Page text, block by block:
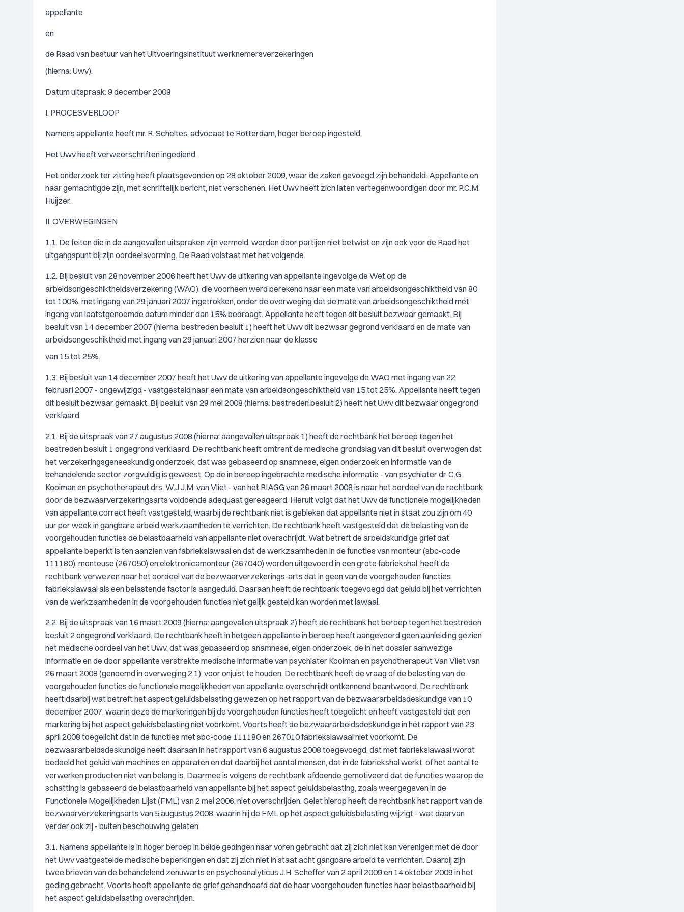
appellante
en
de Raad van bestuur van het Uitvoeringsinstituut werknemersverzekeringen
(hierna: Uwv).
Datum uitspraak: 9 december 2009
I. PROCESVERLOOP
Namens appellante heeft mr. R. Scheltes, advocaat te Rotterdam, hoger beroep ingesteld.
Het Uwv heeft verweerschriften ingediend.
Het onderzoek ter zitting heeft plaatsgevonden op 28 oktober 2009, waar de zaken gevoegd zijn behandeld. Appellante en
haar gemachtigde zijn, met schriftelijk bericht, niet verschenen. Het Uwv heeft zich laten vertegenwoordigen door mr. P.C.M.
Huijzer.
II. OVERWEGINGEN
1.1. De feiten die in de aangevallen uitspraken zijn vermeld, worden door partijen niet betwist en zijn ook voor de Raad het
uitgangspunt bij zijn oordeelsvorming. De Raad volstaat met het volgende.
1.2. Bij besluit van 28 november 2006 heeft het Uwv de uitkering van appellante ingevolge de Wet op de
arbeidsongeschiktheidsverzekering (WAO), die voorheen werd berekend naar een mate van arbeidsongeschiktheid van 80
tot 100%, met ingang van 29 januari 2007 ingetrokken, onder de overweging dat de mate van arbeidsongeschiktheid met
ingang van laatstgenoemde datum minder dan 15% bedraagt. Appellante heeft tegen dit besluit bezwaar gemaakt. Bij
besluit van 14 december 2007 (hierna: bestreden besluit 1) heeft het Uwv dit bezwaar gegrond verklaard en de mate van
arbeidsongeschiktheid met ingang van 29 januari 2007 herzien naar de klasse
van 15 tot 25%.
1.3. Bij besluit van 14 december 2007 heeft het Uwv de uitkering van appellante ingevolge de WAO met ingang van 22
februari 2007 - ongewijzigd - vastgesteld naar een mate van arbeidsongeschiktheid van 15 tot 25%. Appellante heeft tegen
dit besluit bezwaar gemaakt. Bij besluit van 29 mei 2008 (hierna: bestreden besluit 2) heeft het Uwv dit bezwaar ongegrond
verklaard.
2.1. Bij de uitspraak van 27 augustus 2008 (hierna: aangevallen uitspraak 1) heeft de rechtbank het beroep tegen het
bestreden besluit 1 ongegrond verklaard. De rechtbank heeft omtrent de medische grondslag van dit besluit overwogen dat
het verzekeringsgeneeskundig onderzoek, dat was gebaseerd op anamnese, eigen onderzoek en informatie van de
behandelende sector, zorgvuldig is geweest. Op de in beroep ingebrachte medische informatie - van psychiater dr. C.G.
Kooiman en psychotherapeut drs. W.J.J.M. van Vliet - van het RIAGG van 26 maart 2008 is naar het oordeel van de rechtbank
door de bezwaarverzekeringsarts voldoende adequaat gereageerd. Hieruit volgt dat het Uwv de functionele mogelijkheden
van appellante correct heeft vastgesteld, waarbij de rechtbank niet is gebleken dat appellante niet in staat zou zijn om 40
uur per week in gangbare arbeid werkzaamheden te verrichten. De rechtbank heeft vastgesteld dat de belasting van de
voorgehouden functies de belastbaarheid van appellante niet overschrijdt. Wat betreft de arbeidskundige grief dat
appellante beperkt is ten aanzien van fabriekslawaai en dat de werkzaamheden in de functies van monteur (sbc-code
111180), monteuse (267050) en elektronicamonteur (267040) worden uitgevoerd in een grote fabriekshal, heeft de
rechtbank verwezen naar het oordeel van de bezwaarverzekerings-arts dat in geen van de voorgehouden functies
fabriekslawaai als een belastende factor is aangeduid. Daaraan heeft de rechtbank toegevoegd dat geluid bij het verrichten
van de werkzaamheden in de voorgehouden functies niet gelijk gesteld kan worden met lawaai.
2.2. Bij de uitspraak van 16 maart 2009 (hierna: aangevallen uitspraak 2) heeft de rechtbank het beroep tegen het bestreden
besluit 2 ongegrond verklaard. De rechtbank heeft in hetgeen appellante in beroep heeft aangevoerd geen aanleiding gezien
het medische oordeel van het Uwv, dat was gebaseerd op anamnese, eigen onderzoek, de in het dossier aanwezige
informatie en de door appellante verstrekte medische informatie van psychiater Kooiman en psychotherapeut Van Vliet van
26 maart 2008 (genoemd in overweging 2.1), voor onjuist te houden. De rechtbank heeft de vraag of de belasting van de
voorgehouden functies de functionele mogelijkheden van appellante overschrijdt ontkennend beantwoord. De rechtbank
heeft daarbij wat betreft het aspect geluidsbelasting gewezen op het rapport van de bezwaararbeidsdeskundige van 10
december 2007, waarin deze de markeringen bij de voorgehouden functies heeft toegelicht en heeft vastgesteld dat een
markering bij het aspect geluidsbelasting niet voorkomt. Voorts heeft de bezwaararbeidsdeskundige in het rapport van 23
april 2008 toegelicht dat in de functies met sbc-code 111180 en 267010 fabriekslawaai niet voorkomt. De
bezwaararbeidsdeskundige heeft daaraan in het rapport van 6 augustus 2008 toegevoegd, dat met fabriekslawaai wordt
bedoeld het geluid van machines en apparaten en dat daarbij het aantal mensen, dat in de fabriekshal werkt, of het aantal te
verwerken producten niet van belang is. Daarmee is volgens de rechtbank afdoende gemotiveerd dat de functies waarop de
schatting is gebaseerd de belastbaarheid van appellante bij het aspect geluidsbelasting, zoals weergegeven in de
Functionele Mogelijkheden Lijst (FML) van 2 mei 2006, niet overschrijden. Gelet hierop heeft de rechtbank het rapport van de
bezwaarverzekeringsarts van 5 augustus 2008, waarin hij de FML op het aspect geluidsbelasting wijzigt - wat daarvan
verder ook zij - buiten beschouwing gelaten.
3.1. Namens appellante is in hoger beroep in beide gedingen naar voren gebracht dat zij zich niet kan verenigen met de door
het Uwv vastgestelde medische beperkingen en dat zij zich niet in staat acht gangbare arbeid te verrichten. Daarbij zijn
twee brieven van de behandelend zenuwarts en psychoanalyticus J.H. Scheffer van 2 april 2009 en 14 oktober 2009 in het
geding gebracht. Voorts heeft appellante de grief gehandhaafd dat de haar voorgehouden functies haar belastbaarheid bij
het aspect geluidsbelasting overschrijden.